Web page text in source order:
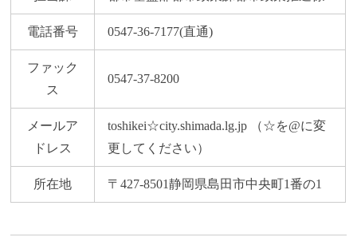
電話番号 0547-36-7177(直通)
ファック
ス
0547-37-8200
メールア
ドレス
toshikei☆city.shimada.lg.jp （☆を@に変
更してください）
所在地 〒427-8501静岡県島田市中央町1番の1